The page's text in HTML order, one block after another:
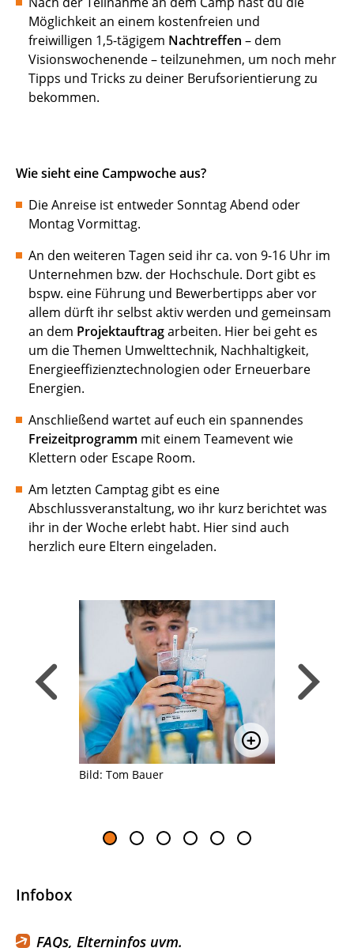
Möglichkeit an einem kostenfreien und
freiwilligen 1,5-tägigem Nachtreffen – dem
Visionswochenende– teilzunehmen, um noch mehr
Tipps und Tricks zu deiner Berufsorientierung zu
bekommen.
Wie sieht eine Campwoche aus?
Die Anreise ist entweder Sonntag Abend oder
Montag Vormittag.
An den weiteren Tagen seid ihr ca. von 9-16 Uhr im
Unternehmen bzw. der Hochschule. Dort gibt es
bspw. eine Führung und Bewerbertipps aber vor
allem dürft ihr selbst aktiv werden und gemeinsam
an dem Projektauftragarbeiten. Hier bei geht es
um die Themen Umwelttechnik, Nachhaltigkeit,
Energieeffizienztechnologien oder Erneuerbare
Energien.
Anschließend wartet auf euch ein spannendes
Freizeitprogramm mit einem Teamevent wie
Klettern oder Escape Room.
Am letzten Camptag gibt es eine
Abschlussveranstaltung, wo ihr kurz berichtet was
ihr in der Woche erlebt habt. Hier sind auch
herzlich eure Eltern eingeladen.
Bild vergrößern Bild
Bild: Tom Bauer
Infobox
FAQs, Elterninfos uvm.